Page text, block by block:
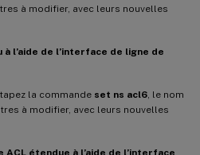
à modifier, avec leurs nouvelles
l’aide de l’interface de ligne de
la commande set ns acl6 , le nom
à modifier, avec leurs nouvelles
étendue à l’aide de l’interface